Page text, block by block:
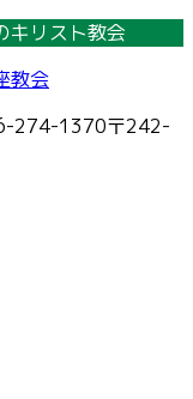
キリスト教会
274-1370〒242-